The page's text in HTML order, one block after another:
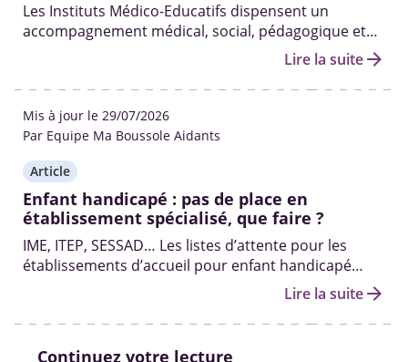
Les Instituts Médico-Educatifs dispensent un
accompagnement médical, social, pédagogique et
professionnel pour les enfants souffrant d’une
déficience intellectuelle ne leur permettant pas de
suivre un parcours scolaire classique.
Lire la suitearrow_forward
Mis à jour le 29/07/2026
Par Equipe Ma Boussole Aidants
Article
Enfant handicapé : pas de place en
établissement spécialisé, que faire ?
IME, ITEP, SESSAD… Les listes d’attente pour les
établissements d’accueil pour enfant handicapé
sont souvent longues. Quels recours pour les
enfants qui se retrouvent sans solution et
déscolarisés ?
Lire la suitearrow_forward
Continuez votre lecture